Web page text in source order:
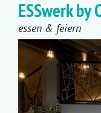
ESSwerk by
essen & feiern